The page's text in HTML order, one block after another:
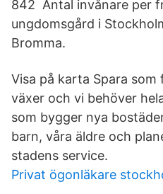
842 Antal invånare per
ungdomsgård i
Bromma.
Visa på karta Spara
växer och vi behöver
som bygger nya
barn, våra äldre och
stadens service.
Privat ögonläkare